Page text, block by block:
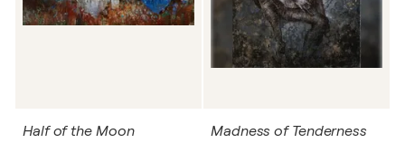
Half of the Moon Madness of Tenderness